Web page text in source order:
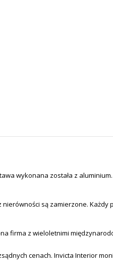
wykonana została z
są zamierzone. Każdy
firma z wieloletnimi
cenach. Invicta Interior